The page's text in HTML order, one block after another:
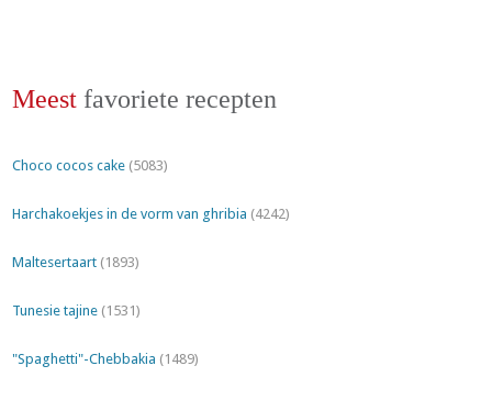
Meest favoriete recepten
Choco cocos cake (5083)
Harchakoekjes in de vorm van ghribia (4242)
Maltesertaart (1893)
Tunesie tajine (1531)
"Spaghetti"-Chebbakia (1489)